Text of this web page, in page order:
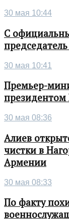
30 мая 10:44
С
30 мая 10:41
Премьер-
президентом
30 мая 08:36
Алиев
чистки в
Армении
30 мая 08:33
По факту